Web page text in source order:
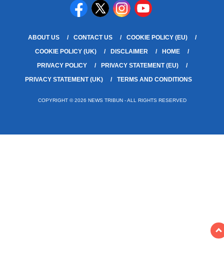
ABOUT US CONTACT US
COOKIE POLICY (EU)
COOKIE POLICY (UK)
DISCLAIMER
HOME
PRIVACY POLICY
PRIVACY STATEMENT (EU)
PRIVACY STATEMENT (UK)
TERMS AND CONDITIONS
COPYRIGHT © 2026 NEWS TRIBUN - ALL RIGHTS RESERVED